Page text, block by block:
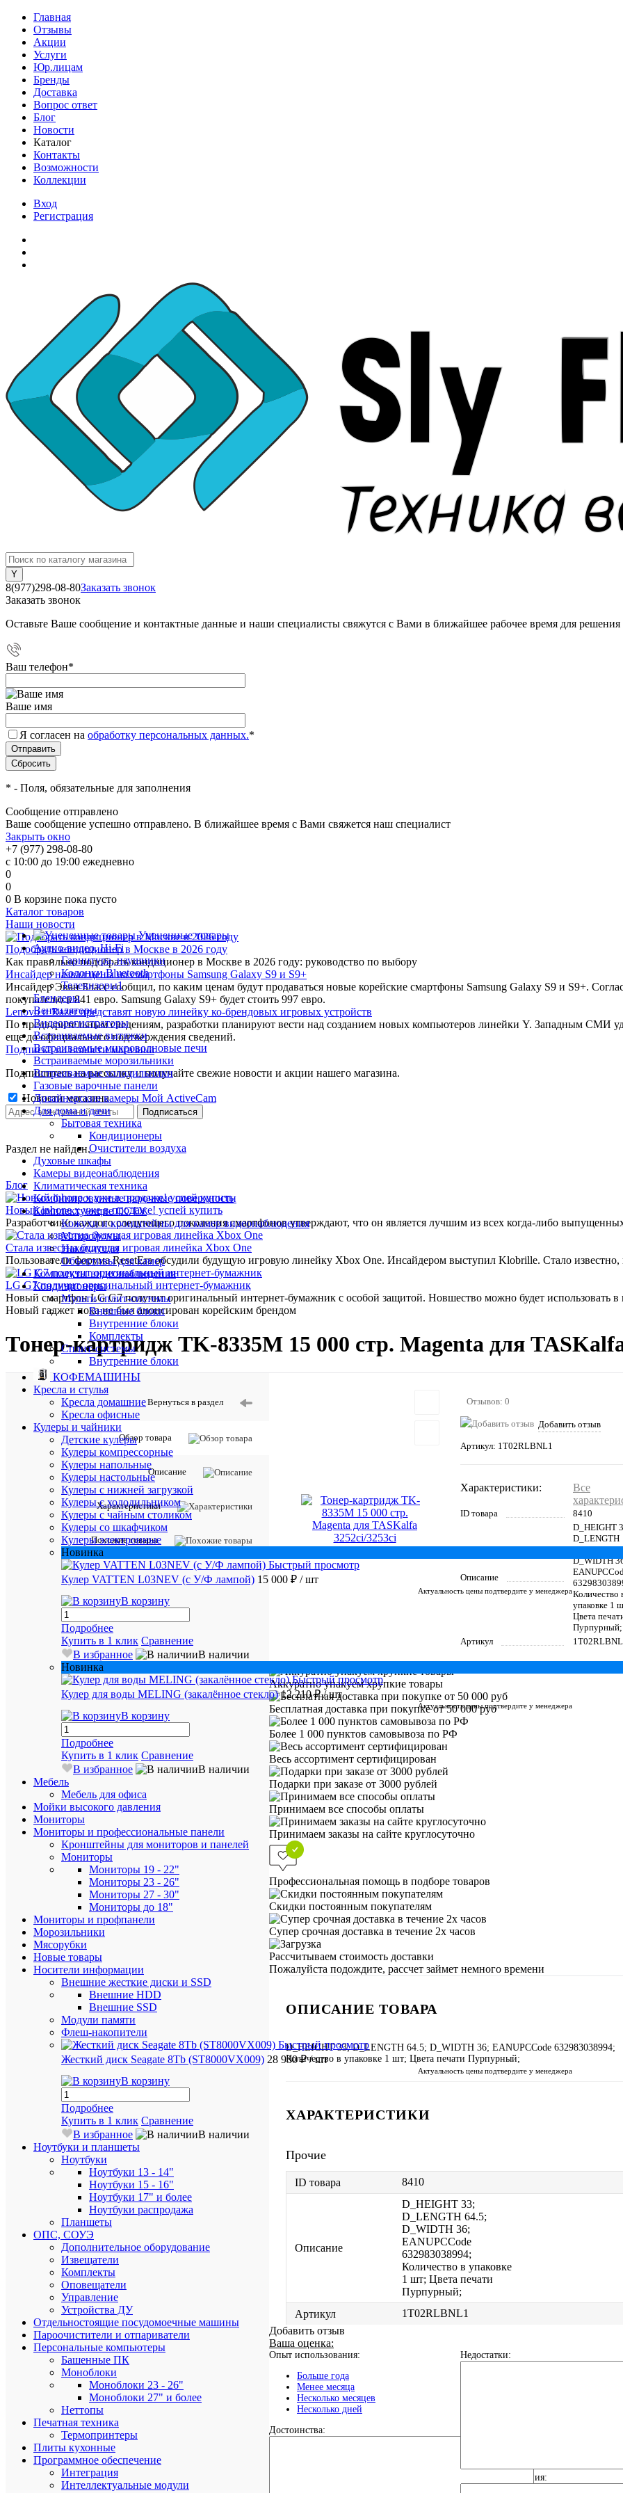
Главная
Отзывы
Акции
Услуги
Юр.лицам
Бренды
Доставка
Вопрос ответ
Блог
Новости
Каталог
Контакты
Возможности
Коллекции
Вход
Регистрация
8(977)298-08-80Заказать звонок
Заказать звонок
Оставьте Ваше сообщение и контактные данные и наши специалисты свяжутся с Вами в ближайшее рабочее время для
Ваш телефон*
Ваше имя
Я согласен на обработку персональных данных.*
* - Поля, обязательные для заполнения
Сообщение отправлено
Ваше сообщение успешно отправлено. В ближайшее время с Вами свяжется наш специалист
Закрыть окно
+7 (977) 298-08-80
с 10:00 до 19:00 ежедневно
0
0
0 В корзине пока пусто
Каталог товаров
Уцененные товары
Аудио-видео, Hi-Fi
Гарнитура, наушники
Колонки Bluetooth
Телевизоры1
Блендеры
Вентиляторы
Видеорегистраторы
Встраиваемые вытяжки
Встраиваемые микроволновые печи
Встраиваемые морозильники
Встраиваемые холодильники
Газовые варочные панели
Дизайнерские камеры Мой ActiveCam
Для дома и дачи
Бытовая техника
Кондиционеры
Очистители воздуха
Духовые шкафы
Камеры видеонаблюдения
Климатическая техника
Комбинированные варочные поверхности
Комплектующие CCTV
Кожухи и кронштейны для камер видеонаблюдения
Микрофоны
Накопители
Объективы для камер
Комплекты видеонаблюдения
Кондиционеры
Мульти сплит-системы
Внешние блоки
Внутренние блоки
Комплекты
Сплит-системы
Внутренние блоки
КОФЕМАШИНЫ
Кресла и стулья
Кресла домашние
Кресла офисные
Кулеры и чайники
Детские кулеры
Кулеры компрессорные
Кулеры напольные
Кулеры настольные
Кулеры с нижней загрузкой
Кулеры с холодильником
Кулеры с чайным столиком
Кулеры со шкафчиком
Кулеры электронные
Новинка
Быстрый просмотр
Кулер VATTEN L03NEV (с У/Ф лампой) 15 000 ₽ / шт
Актуальность цены подтвердите у менеджера
В корзину
Подробнее
Купить в 1 клик Сравнение
В избранное
В наличии
Новинка
Быстрый просмотр
Кулер для воды MELING (закалённое стекло) 12 210 ₽/ шт
Актуальность цены подтвердите у менеджера
В корзину
Подробнее
Купить в 1 клик Сравнение
В избранное
В наличии
Мебель
Мебель для офиса
Мойки высокого давления
Мониторы
Мониторы и профессиональные панели
Кронштейны для мониторов и панелей
Мониторы
Мониторы 19 - 22"
Мониторы 23 - 26"
Мониторы 27 - 30"
Мониторы до 18"
Мониторы и профпанели
Морозильники
Мясорубки
Новые товары
Носители информации
Внешние жесткие диски и SSD
Внешние HDD
Внешние SSD
Модули памяти
Флеш-накопители
Быстрый просмотр
Жесткий диск Seagate 8Tb (ST8000VX009) 28 930 ₽/ шт
Актуальность цены подтвердите у менеджера
В корзину
Подробнее
Купить в 1 клик Сравнение
В избранное
В наличии
Ноутбуки и планшеты
Ноутбуки
Ноутбуки 13 - 14"
Ноутбуки 15 - 16"
Ноутбуки 17" и более
Ноутбуки распродажа
Планшеты
ОПС, СОУЭ
Дополнительное оборудование
Извещатели
Комплекты
Оповещатели
Управление
Устройства ДУ
Отдельностоящие посудомоечные машины
Пароочистители и отпариватели
Персональные компьютеры
Башенные ПК
Моноблоки
Моноблоки 23 - 26"
Моноблоки 27" и более
Неттопы
Печатная техника
Термопринтеры
Плиты кухонные
Программное обеспечение
Интеграция
Интеллектуальные модули
Наши новости
Подобрать кондиционер в Москве в 2026 году
Как правильно подобрать кондиционер в Москве в 2026 году: руководство по выбору
Инсайдер назвал цены на смартфоны Samsung Galaxy S9 и S9+
Инсайдер Эван Бласс сообщил, по каким ценам будут продаваться новые корейские смартфоны Samsung Galaxy S9 и S9+.
покупателю в 841 евро. Samsung Galaxy S9+ будет стоить 997 евро.
Lenovo и Razer представят новую линейку ко-брендовых игровых устройств
По предварительным сведениям, разработки планируют вести над созданием новых компьютеров линейки Y. Западным СМИ
еще до официального подтверждения сведений.
Подписка на новости магазина
Подпишитесь на рассылку и получайте свежие новости и акции нашего магазина.
Новости магазина
Раздел не найден.
Блог
Новый iphone x уже в продаже! успей купить
Разработчики каждого следующего поколения смартфонов утверждают, что он является лучшим из всех когда-либо
Стала известна будущая игровая линейка Xbox One
Пользователи форума ResetEra обсудили будущую игровую линейку Xbox One. Инсайдером выступил Klobrille. Стало
LG G7 получит оригинальный интернет-бумажник
Новый смартфон LG G7 получит оригинальный интернет-бумажник с особой защитой. Новшество можно будет использовать в
Новый гаджет пока не был анонсирован корейским брендом
Тонер-картридж TK-8335M 15 000 стр. Magenta для
Вернуться в раздел
Обзор товара
Описание
Характеристики
Похожие товары
Отзывов: 0
Добавить отзыв
Артикул: 1T02RLBNL1
Характеристики:
Все
ID товара 8410
Описание
D_HEIGHT
D_LENGTH
64.5;
D_WIDTH
Количество
упаковке 1
Цвета
Пурпурный;
Артикул
Аккуратно упакуем хрупкие товары
Бесплатная доставка при покупке от 50 000 руб
Более 1 000 пунктов самовывоза по РФ
Весь ассортимент сертифицирован
Подарки при заказе от 3000 рублей
Принимаем все способы оплаты
Принимаем заказы на сайте круглосуточно
Профессиональная помощь в подборе товаров
Скидки постоянным покупателям
Супер срочная доставка в течение 2х часов
Рассчитываем стоимость доставки
Пожалуйста подождите, рассчет займет немного времени
ОПИСАНИЕ ТОВАРА
D_HEIGHT 33; D_LENGTH 64.5; D_WIDTH 36; EANUPCCode 632983038994;
Количество в упаковке 1 шт; Цвета печати Пурпурный;
ХАРАКТЕРИСТИКИ
Прочие
ID товара 8410
Описание
D_HEIGHT 33;
D_LENGTH 64.5;
D_WIDTH 36;
EANUPCCode
632983038994;
Количество в упаковке
1 шт; Цвета печати
Пурпурный;
Артикул
1T02RLBNL1
Добавить отзыв
Ваша оценка:
Опыт использования:
Больше года
Менее месяца
Несколько месяцев
Несколько дней
Достоинства:
Недостатки:
Общие впечатления: